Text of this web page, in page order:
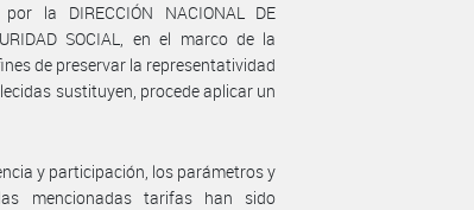
la DIRECCIÓN NACIONAL DE
SOCIAL, en el marco de la
de preservar la representatividad
sustituyen, procede aplicar un
y participación, los parámetros y
mencionadas tarifas han sido